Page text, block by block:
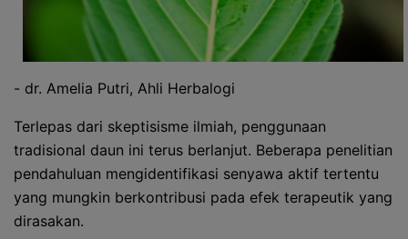
- dr. Amelia Putri, Ahli Herbalogi
Terlepas dari skeptisisme ilmiah, penggunaan
tradisional daun ini terus berlanjut. Beberapa penelitian
pendahuluan mengidentifikasi senyawa aktif tertentu
yang mungkin berkontribusi pada efek terapeutik yang
dirasakan.